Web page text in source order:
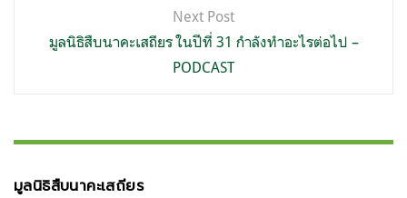
Next Post
มูลนิธิสืบนาคะเสถียร ในปีที่ 31 กำลังทำอะไรต่อไป –
PODCAST
มูลนิธิสืบนาคะเสถียร